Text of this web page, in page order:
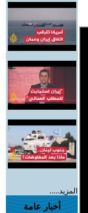
المزيد.....
أخبار عامة